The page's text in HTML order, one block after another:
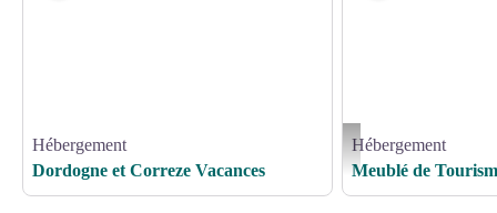
Hébergement
Dordogne et Correze Vacances
Meublé de Tourisme LA
Hébergement
Meublé de